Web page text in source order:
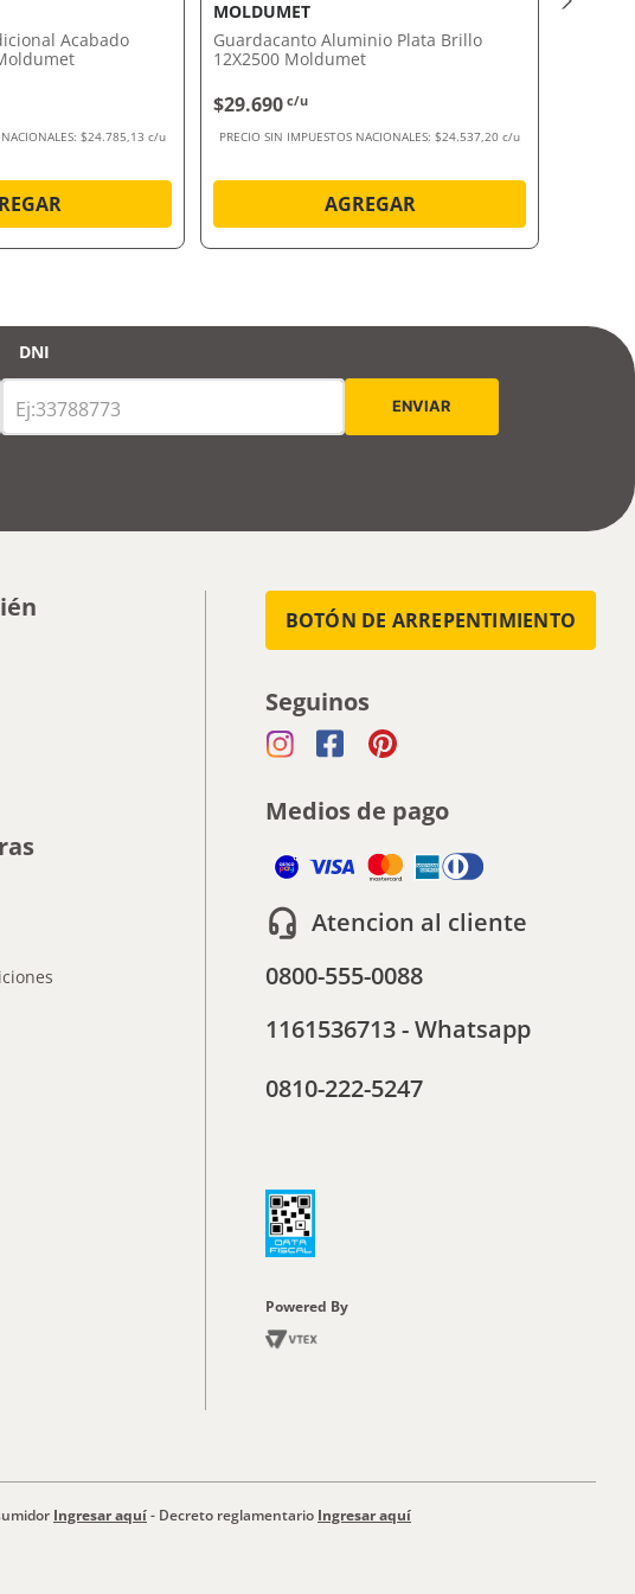
Acabado
$24.785,13 c/u
MOLDUMET
Guardacanto Aluminio Plata Brillo
12X2500 Moldumet
$29.690 c/u
PRECIO SIN IMPUESTOS NACIONALES: $24.537,20 c/u
AGREGAR
PAREX
DNI
BOTÓN DE ARREPENTIMIENTO
Seguinos
Medios de pago
Atencion al cliente
0800-555-0088
1161536713 - Whatsapp
0810-222-5247
Powered By
Ingresar aquí- Decreto reglamentario Ingresar aquí